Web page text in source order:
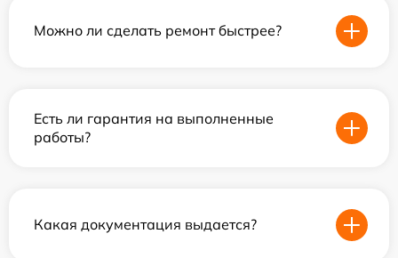
Можно ли сделать ремонт быстрее?
Есть ли гарантия на выполненные
работы?
Какая документация выдается?